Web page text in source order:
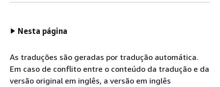
Nesta página
As traduções são geradas por tradução automática.
Em caso de conflito entre o conteúdo da tradução e da
versão original em inglês, a versão em inglês